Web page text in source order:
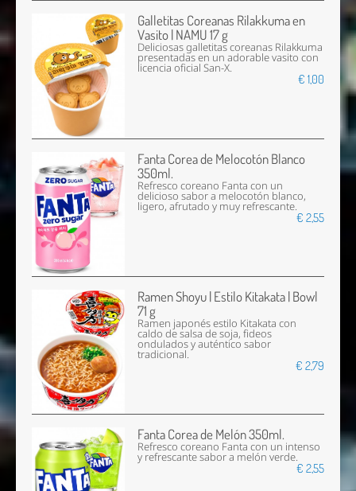
Galletitas Coreanas Rilakkuma en
Vasito | NAMU 17 g
Deliciosas galletitas coreanas Rilakkuma
presentadas en un adorable vasito con
licencia oficial San-X.
€ 1,00
Fanta Corea de Melocotón Blanco
350ml.
Refresco coreano Fanta con un
delicioso sabor a melocotón blanco,
ligero, afrutado y muy refrescante.
€ 2,55
Ramen Shoyu | Estilo Kitakata | Bowl
71 g
Ramen japonés estilo Kitakata con
caldo de salsa de soja, fideos
ondulados y auténtico sabor
tradicional.
€ 2,79
Fanta Corea de Melón 350ml.
Refresco coreano Fanta con un intenso
y refrescante sabor a melón verde.
€ 2,55